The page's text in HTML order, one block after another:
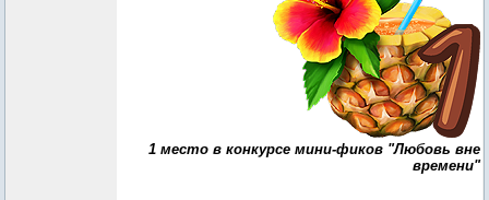
1 место в конкурсе мини-фиков "Любовь вне
времени"